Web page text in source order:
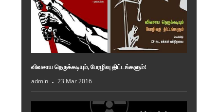
விவசாய நெருக்கடியும், பேரழிவு திட்டங்களும்!
admin 23 Mar 2016